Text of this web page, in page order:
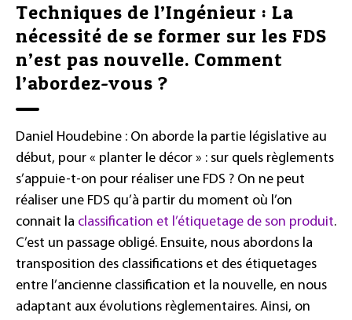
Techniques de l’Ingénieur : La
nécessité de se former sur les FDS
n’est pas nouvelle. Comment
l’abordez-vous ?
Daniel Houdebine : On aborde la partie législative au
début, pour « planter le décor » : sur quels règlements
s’appuie-t-on pour réaliser une FDS ? On ne peut
réaliser une FDS qu’à partir du moment où l’on
connait la classification et l’étiquetage de son produit.
C’est un passage obligé. Ensuite, nous abordons la
transposition des classifications et des étiquetages
entre l’ancienne classification et la nouvelle, en nous
adaptant aux évolutions règlementaires. Ainsi, on